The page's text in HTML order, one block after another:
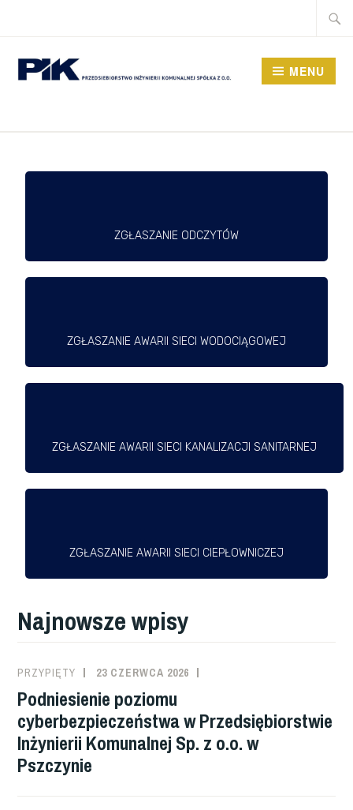
MENU
ZGŁASZANIE ODCZYTÓW
ZGŁASZANIE AWARII SIECI WODOCIĄGOWEJ
ZGŁASZANIE AWARII SIECI KANALIZACJI SANITARNEJ
ZGŁASZANIE AWARII SIECI CIEPŁOWNICZEJ
Najnowsze wpisy
PRZYPIĘTY 23 CZERWCA 2026
Podniesienie poziomu
cyberbezpieczeństwa w Przedsiębiorstwie
Inżynierii Komunalnej Sp. z o.o. w
Pszczynie